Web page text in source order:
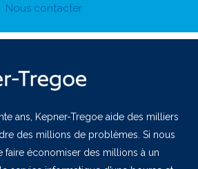
Nous contacter
ans, Kepner-Tregoe aide des milliers
des millions de problèmes. Si nous
faire économiser des millions à un